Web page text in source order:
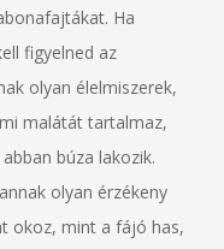
Ha
figyelned az
olyan élelmiszerek,
malátát tartalmaz,
búza lakozik.
olyan érzékeny
okoz, mint a fájó has,